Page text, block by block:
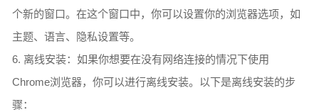
个新的窗口。在这个窗口中，你可以设置你的浏览器选项，如
主题、语言、隐私设置等。
6. 离线安装：如果你想要在没有网络连接的情况下使用
Chrome浏览器，你可以进行离线安装。以下是离线安装的步
骤：